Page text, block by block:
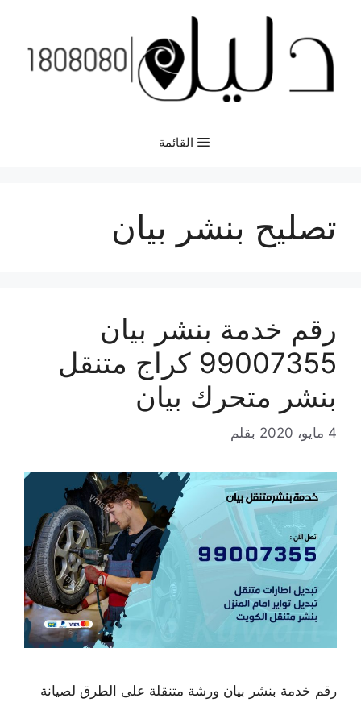
المحتوى
القائمة
تصليح بنشر بيان
رقم خدمة بنشر بيان
99007355 كراج متنقل
بنشر متحرك بيان
4 مايو، 2020 بقلم
رقم خدمة بنشر بيان ورشة متنقلة على الطرق لصيانة